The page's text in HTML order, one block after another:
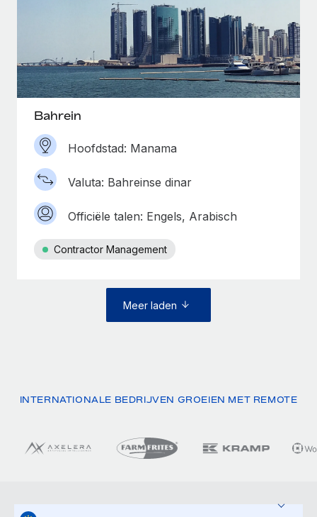
Bahrein
Hoofdstad: Manama
Valuta: Bahreinse dinar
Officiële talen: Engels, Arabisch
Contractor Management
Meer laden
INTERNATIONALE BEDRIJVEN GROEIEN MET REMOTE